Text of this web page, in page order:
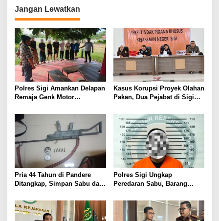
g
a
s
i
p
o
s
Jangan Lewatkan
Polres Sigi Amankan Delapan
Remaja Genk Motor
Lando Kalukubula
Kasus Korupsi Proyek Olahan
Pakan, Dua Pejabat di Sigi
Pria 44 Tahun di Pandere
Ditangkap, Simpan Sabu dan
Polres Sigi Ungkap
Peredaran Sabu, Barang